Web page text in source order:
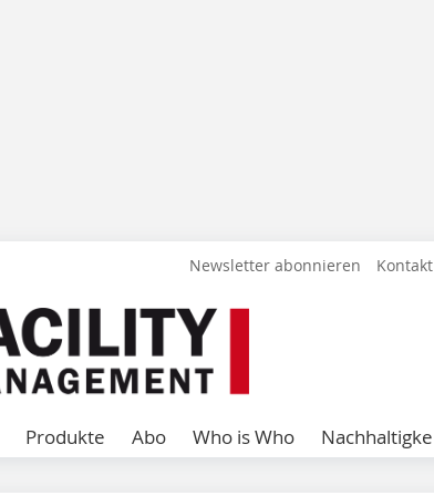
Newsletter abonnieren
Produkte Abo Who is Who